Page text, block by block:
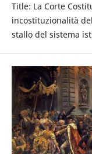
Title: La Corte
incostituzionalità
stallo del sistema